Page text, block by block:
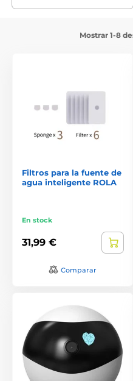
Mostrar 1-8
Filtros para la fuente de
agua inteligente ROLA
En stock
31,99 €
Comparar